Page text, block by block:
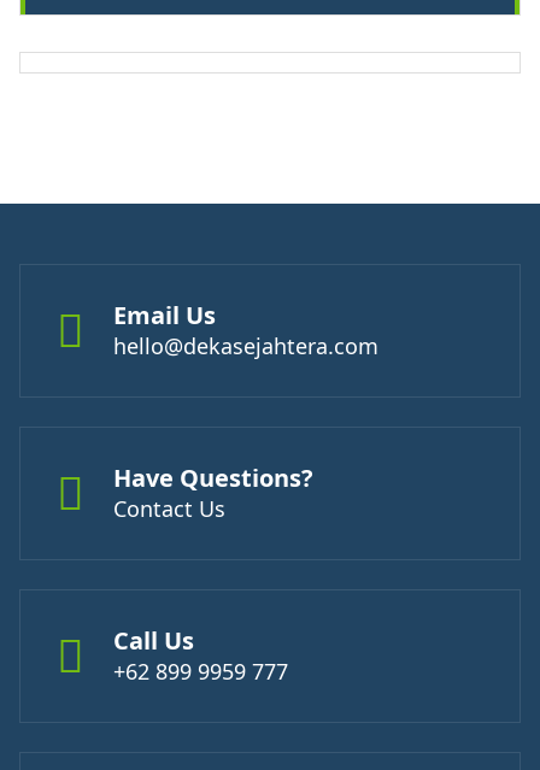
Email Us
hello@dekasejahtera.com
Have Questions?
Contact Us
Call Us
+62 899 9959 777